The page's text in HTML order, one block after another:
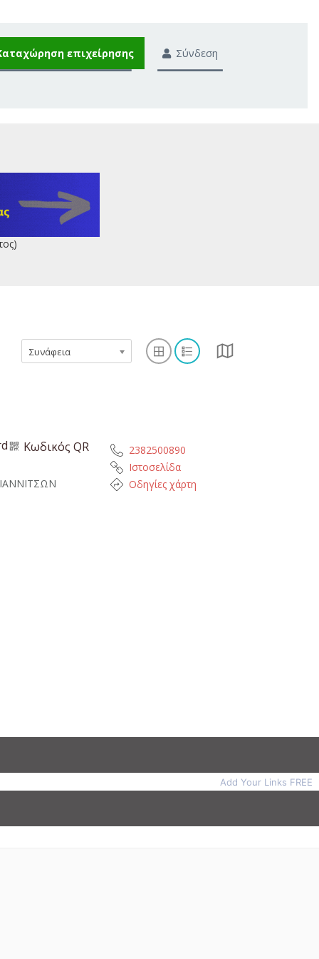
επιχείρησης Σύνδεση
Συνάφεια
Κωδικός QR
2382500890
Ιστοσελίδα
Οδηγίες χάρτη